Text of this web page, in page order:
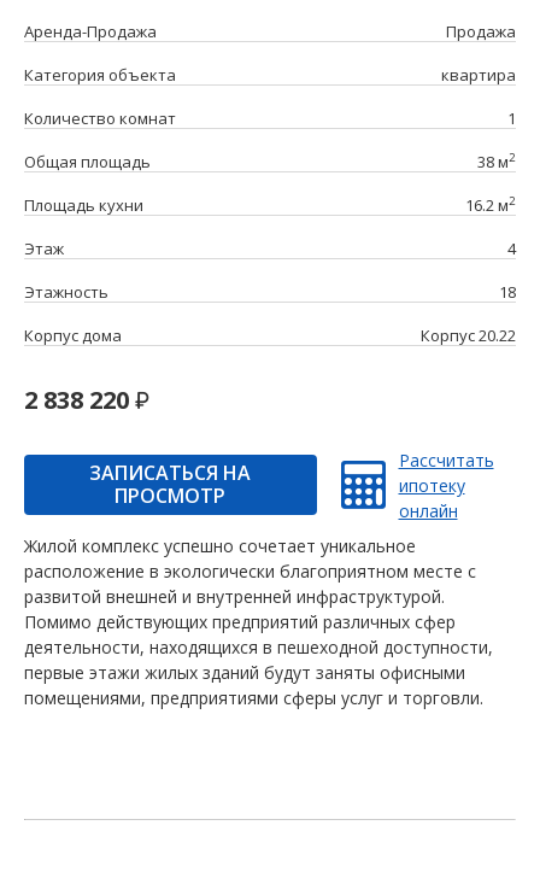
Аренда-Продажа
Продажа
Категория объекта
квартира
Количество комнат
1
Общая площадь
38 м2
Площадь кухни 16.2 м2
Этаж
4
Этажность
18
Корпус дома
Корпус 20.22
2 838 220
ЗАПИСАТЬСЯ НА
ПРОСМОТР
Рассчитать
ипотеку
онлайн
Жилой комплекс успешно сочетает уникальное
расположение в экологически благоприятном месте с
развитой внешней и внутренней инфраструктурой.
Помимо действующих предприятий различных сфер
деятельности, находящихся в пешеходной доступности,
первые этажи жилых зданий будут заняты офисными
помещениями, предприятиями сферы услуг и торговли.